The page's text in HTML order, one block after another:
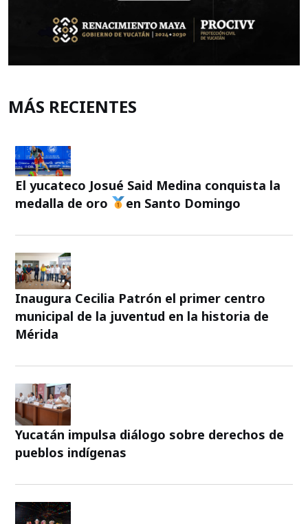
MÁS RECIENTES
El yucateco Josué Said Medina conquista la
medalla de oro
en Santo Domingo
Inaugura Cecilia Patrón el primer centro
municipal de la juventud en la historia de
Mérida
Yucatán impulsa diálogo sobre derechos de
pueblos indígenas